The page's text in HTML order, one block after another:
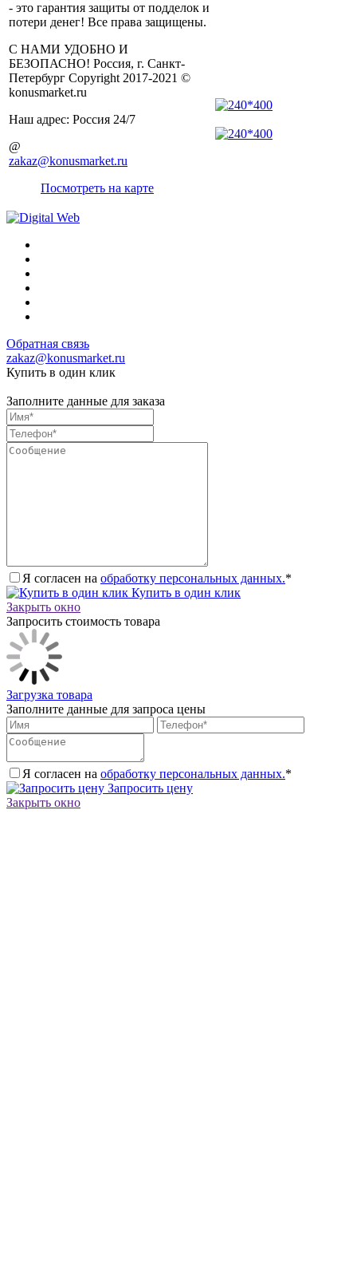
- это гарантия защиты от подделок и
потери денег! Все права защищены.
С НАМИ УДОБНО И
БЕЗОПАСНО! Россия, г. Санкт-
Петербург Copyright 2017-2021 ©
konusmarket.ru
Наш адрес: Россия 24/7
@
zakaz@konusmarket.ru
Посмотреть на карте
Обратная связь
zakaz@konusmarket.ru
Купить в один клик
Заполните данные для заказа
Я согласен на обработку персональных данных.*
Купить в один клик
Закрыть окно
Запросить стоимость товара
Загрузка товара
Заполните данные для запроса цены
Я согласен на обработку персональных данных.*
Запросить цену
Закрыть окно